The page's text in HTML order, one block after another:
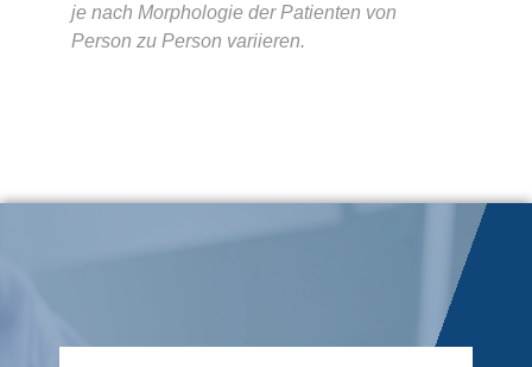
je nach Morphologie der Patienten von
Person zu Person variieren.